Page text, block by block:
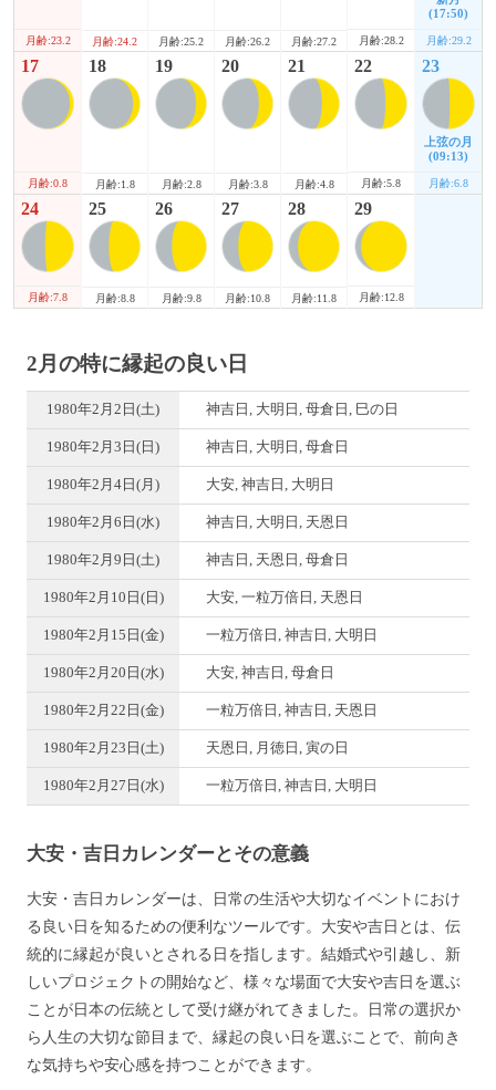
月齢:23.2 月齢:24.2 月齢:25.2 月齢:26.2 月齢:27.2 月齢:28.2
(17:50)
月齢:29.2
17
月齢:0.8
18
月齢:1.8
19
月齢:2.8
20
月齢:3.8
21
月齢:4.8
22
月齢:5.8
23
上弦の月
(09:13)
月齢:6.8
24
月齢:7.8
25
月齢:8.8
26
月齢:9.8
27
月齢:10.8
28
月齢:11.8
29
月齢:12.8
2月の特に縁起の良い日
1980年2月2日(土) 神吉日, 大明日, 母倉日, 巳の日
1980年2月3日(日) 神吉日, 大明日, 母倉日
1980年2月4日(月) 大安, 神吉日, 大明日
1980年2月6日(水) 神吉日, 大明日, 天恩日
1980年2月9日(土) 神吉日, 天恩日, 母倉日
1980年2月10日(日) 大安, 一粒万倍日, 天恩日
1980年2月15日(金) 一粒万倍日, 神吉日, 大明日
1980年2月20日(水) 大安, 神吉日, 母倉日
1980年2月22日(金) 一粒万倍日, 神吉日, 天恩日
1980年2月23日(土) 天恩日, 月徳日, 寅の日
1980年2月27日(水) 一粒万倍日, 神吉日, 大明日
大安・吉日カレンダーとその意義
大安・吉日カレンダーは、日常の生活や大切なイベントにおけ
る良い日を知るための便利なツールです。大安や吉日とは、伝
統的に縁起が良いとされる日を指します。結婚式や引越し、新
しいプロジェクトの開始など、様々な場面で大安や吉日を選ぶ
ことが日本の伝統として受け継がれてきました。日常の選択か
ら人生の大切な節目まで、縁起の良い日を選ぶことで、前向き
な気持ちや安心感を持つことができます。